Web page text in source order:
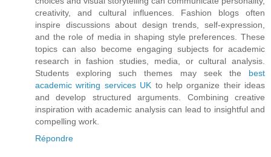
creativity, and cultural influences. Fashion blogs often
inspire discussions about design trends, self-expression,
and the role of media in shaping style preferences. These
topics can also become engaging subjects for academic
research in fashion studies, media, or cultural analysis.
Students exploring such themes may seek the best
academic writing services UK to help organize their ideas
and develop structured arguments. Combining creative
inspiration with academic analysis can lead to insightful and
compelling work.
Répondre